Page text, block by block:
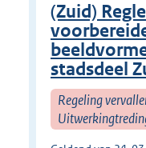
(Zuid)
stadsdeel
Regeling